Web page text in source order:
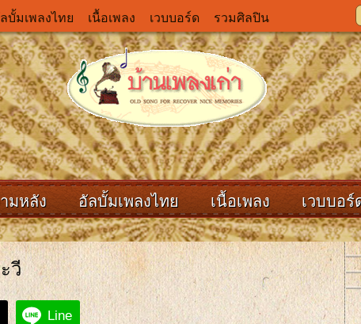
บั้มเพลงไทย เนื้อเพลง เวบบอร์ด รวมศิลปิน
มหลัง อัลบั้มเพลงไทย เนื้อเพลง เวบบอร์
วี
Line